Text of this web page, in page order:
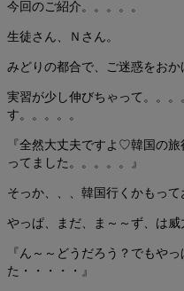
今回のご紹介。。。。。
生徒さん、Ｎさん。
みどりの都合で、ご迷惑をおか
実習が少し伸びちゃって。。
す。。。。。
『全然大丈夫ですよ♡韓国の
ってました。。。。。』
そっか、、、韓国行くかもっ
やっぱ、まだ、ま～～ず、は威
『ん～～どうだろう？でもや
た・・・・・』